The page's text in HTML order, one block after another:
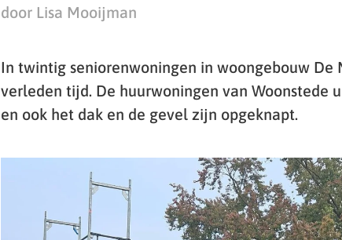
door Lisa Mooijman
In twintig seniorenwoningen in woongebouw De
verleden tijd. De huurwoningen van Woonstede
en ook het dak en de gevel zijn opgeknapt.